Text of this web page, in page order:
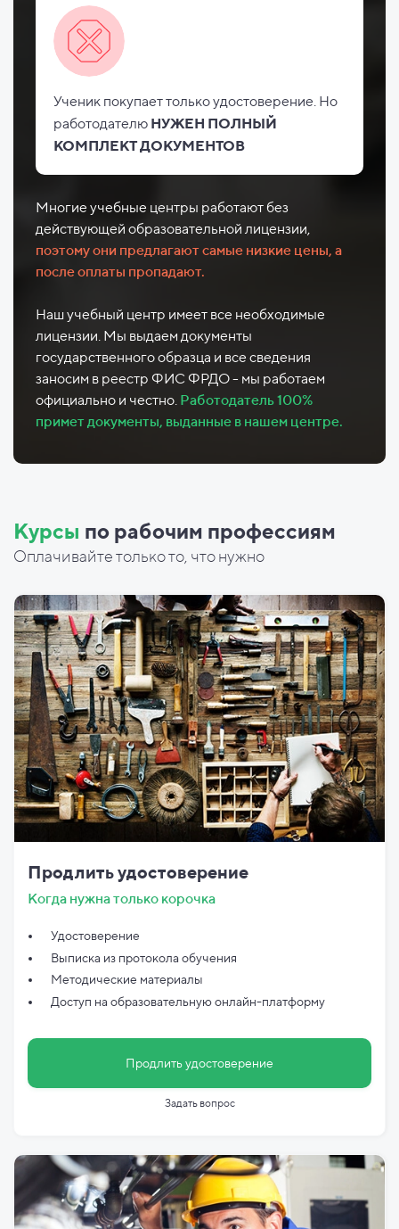
Ученик покупает только удостоверение. Но
работодателю НУЖЕН ПОЛНЫЙ
КОМПЛЕКТ ДОКУМЕНТОВ
Многие учебные центры работают без
действующей образовательной лицензии,
поэтому они предлагают самые низкие цены, а
после оплаты пропадают.
Наш учебный центр имеет все необходимые
лицензии. Мы выдаем документы
государственного образца и все сведения
заносим в реестр ФИС ФРДО - мы работаем
официально и честно. Работодатель 100%
примет документы, выданные в нашем центре.
Курсы по рабочим профессиям
Оплачивайте только то, что нужно
Продлить удостоверение
Когда нужна только корочка
Удостоверение
Выписка из протокола обучения
Методические материалы
Доступ на образовательную онлайн-платформу
Продлить удостоверение
Задать вопрос